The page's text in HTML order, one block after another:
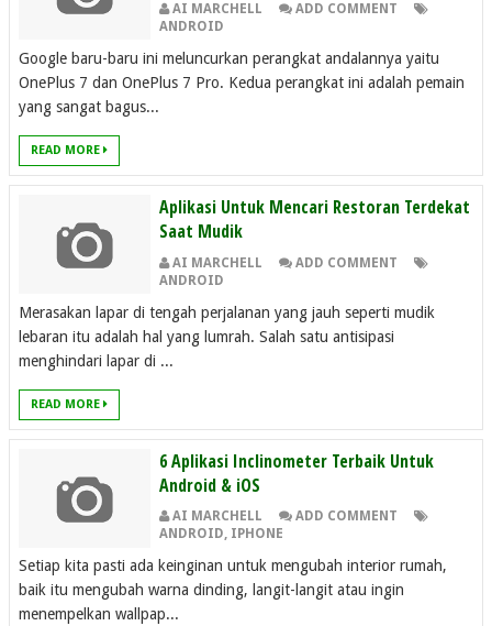
AI MARCHELL
ADD COMMENT
ANDROID
Google baru-baru ini meluncurkan perangkat andalannya yaitu
OnePlus 7 dan OnePlus 7 Pro. Kedua perangkat ini adalah pemain
yang sangat bagus...
READ MORE
Aplikasi Untuk Mencari Restoran Terdekat
Saat Mudik
AI MARCHELL
ADD COMMENT
ANDROID
Merasakan lapar di tengah perjalanan yang jauh seperti mudik
lebaran itu adalah hal yang lumrah. Salah satu antisipasi
menghindari lapar di ...
READ MORE
6 Aplikasi Inclinometer Terbaik Untuk
Android & iOS
AI MARCHELL
ADD COMMENT
ANDROID, IPHONE
Setiap kita pasti ada keinginan untuk mengubah interior rumah,
baik itu mengubah warna dinding, langit-langit atau ingin
menempelkan wallpap...